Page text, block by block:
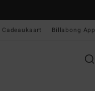
Cadeaukaart Billabong App